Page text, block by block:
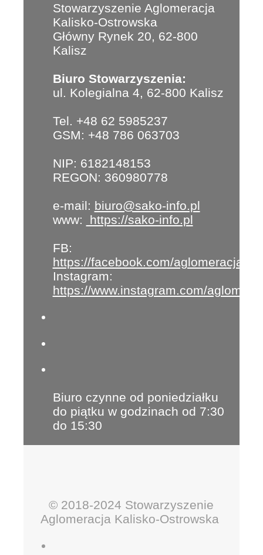
Stowarzyszenie Aglomeracja
Kalisko-Ostrowska
Główny Rynek 20, 62-800
Kalisz
Biuro Stowarzyszenia:
ul. Kolegialna 4, 62-800 Kalisz
Tel. +48 62 5985237
GSM: +48 786 063703
NIP: 6182148153
REGON: 360980778
e-mail: biuro@sako-info.pl
www:
https://sako-info.pl
FB:
https://facebook.com/aglomeracja
Instagram:
https://www.instagram.com/
Biuro czynne od poniedziałku
do piątku w godzinach od 7:30
do 15:30
© 2018-2024 Stowarzyszenie
Aglomeracja Kalisko-Ostrowska